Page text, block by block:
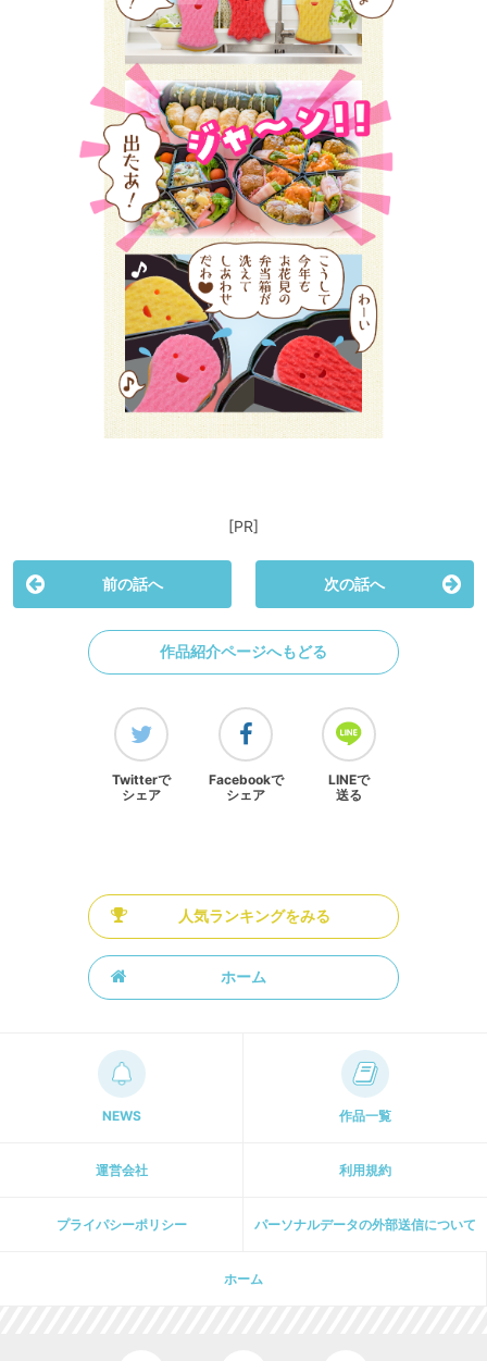
[PR]
前の話へ 次の話へ
作品紹介ページへもどる
Twitterで
シェア
Facebookで
シェア
LINEで
送る
人気ランキングをみる
ホーム
NEWS 作品一覧
運営会社 利用規約
プライパシーポリシー パーソナルデータの外部送信について
ホーム